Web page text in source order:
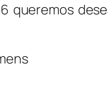
queremos